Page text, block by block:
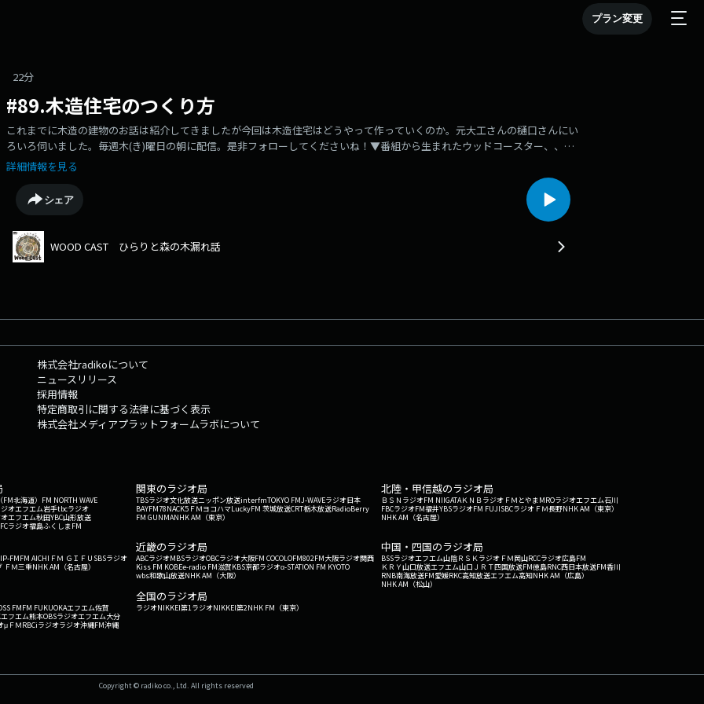
プラン変更
22分
#89.木造住宅のつくり方
これまでに木造の建物のお話は紹介してきましたが今回は木造住宅はどうやって作っていくのか。元大工さんの樋口さんにい
ろいろ伺いました。毎週木(き)曜日の朝に配信。是非フォローしてくださいね！▼番組から生まれたウッドコースター、、、
ぜひ買ってください！！！https://zipfm.stores.jp【WOODEALER】とはhttps://woodealer.jp【出演者】一般社団法人ウッデ
ィーラー豊田 代表理事樋口真明https://woodealer.jp/memberZIP-FMナビゲーター
Hillaryhttps://www.instagram.com/llynstagram_/キーワード 『森は、あたたか〜い』(※このキーワードに意味はありません
※)
詳細情報を見る
シェア
WOOD CAST ひらりと森の木漏れ話
株式会社radikoについて
ニュースリリース
採用情報
特定商取引に関する法律に基づく表示
株式会社メディアプラットフォームラボについて
北海道） FM NORTH WAVE
オエフエム岩手tbcラジオ
エフエム秋田YBC山形放送
ラジオ福島ふくしまFM
関東のラジオ局
TBSラジオ文化放送ニッポン放送interfmTOKYO FMJ-WAVEラジオ日本
BAYFM78NACK5 ＦＭヨコハマLuckyFM 茨城放送CRT栃木放送RadioBerry
FM GUNMANHK AM（東京）
北陸・甲信越のラジオ局
ＢＳＮラジオFM NIIGATAＫＮＢラジオ ＦＭとやまMROラジオエフエム石川
FBCラジオFM福井YBSラジオFM FUJISBCラジオ ＦＭ長野NHK AM（東京）
NHK AM（名古屋）
FMFM AICHI ＦＭ ＧＩＦＵ SBSラジオ
ＦＭ三重NHK AM（名古屋）
近畿のラジオ局
ABCラジオMBSラジオOBCラジオ大阪FM COCOLOFM802FM大阪ラジオ関西
Kiss FM KOBEe-radio FM滋賀KBS京都ラジオα-STATION FM KYOTO
wbs和歌山放送NHK AM（大阪）
中国・四国のラジオ局
BSSラジオエフエム山陰ＲＳＫラジオ ＦＭ岡山RCCラジオ広島FM
ＫＲＹ山口放送エフエム山口 ＪＲＴ四国放送FM徳島RNC西日本放送FM香川
RNB南海放送FM愛媛RKC高知放送エフエム高知NHK AM（広島）
NHK AM（松山）
FMFM FUKUOKAエフエム佐賀
フエム熊本OBSラジオエフエム大分
μＦＭRBCiラジオラジオ沖縄FM沖縄
全国のラジオ局
ラジオNIKKEI第1ラジオNIKKEI第2NHK FM（東京）
Copyright © radiko co., Ltd. All rights reserved